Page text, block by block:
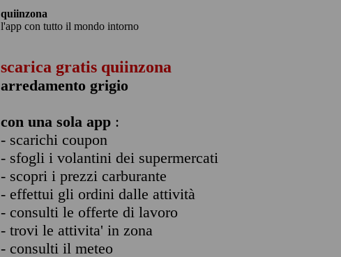
quiinzona
l'app con tutto il mondo intorno
scarica gratis quiinzona
arredamento grigio
con una sola app :
- scarichi coupon
- sfogli i volantini dei supermercati
- scopri i prezzi carburante
- effettui gli ordini dalle attività
- consulti le offerte di lavoro
- trovi le attivita' in zona
- consulti il meteo